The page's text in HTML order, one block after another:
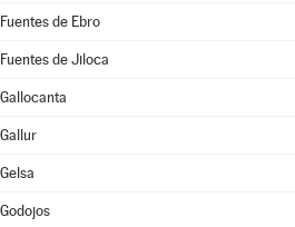
Fuentes de Ebro
Fuentes de Jiloca
Gallocanta
Gallur
Gelsa
Godojos